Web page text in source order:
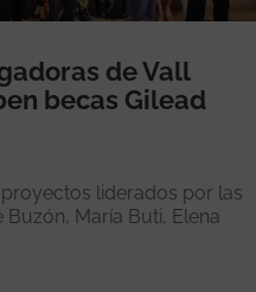
de Vall
becas Gilead
liderados por las
María Buti, Elena